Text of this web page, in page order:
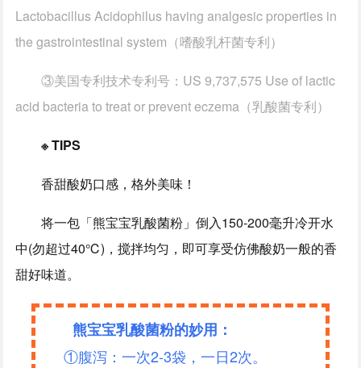
Lactobacillus Acidophilus having analgesic properties in
the gastrointestinal system（嗜酸乳杆菌专利）
③美国专利技术专利号：US 9,737,575 Use of lactic
acid bacteria to treat or prevent eczema（乳酸菌专利）
※ TIPS
香甜酸奶口感，格外美味！
将一包「熊宝宝乳酸菌粉」倒入150-200毫升冷开水
中(勿超过40℃)，搅拌均匀，即可享受仿佛酸奶一般的香
甜好味道。
熊宝宝乳酸菌粉的妙用：
①腹泻：一次2-3袋，一日2次。